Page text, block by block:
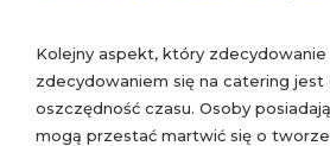
Kolejny aspekt, który
zdecydowaniem się na catering jest
oszczędność czasu. Osoby
mogą przestać martwić się o